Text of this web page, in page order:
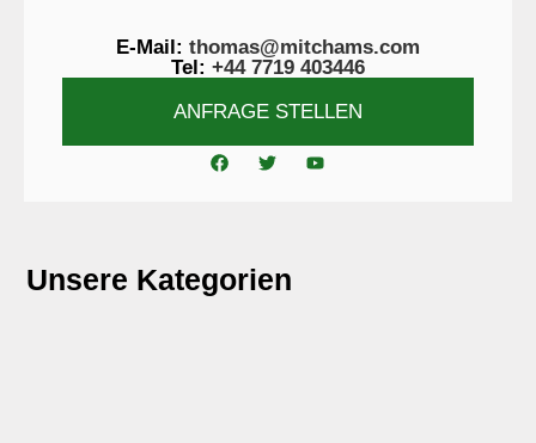
E-Mail: thomas@mitchams.com
Tel: +44 7719 403446
ANFRAGE STELLEN
Unsere Kategorien